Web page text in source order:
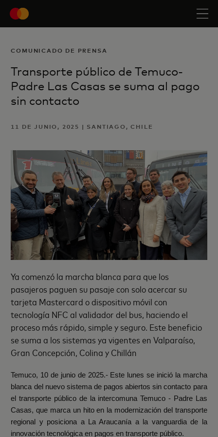
COMUNICADO DE PRENSA
Transporte público de Temuco-
Padre Las Casas se suma al pago
sin contacto
11 DE JUNIO, 2025 | SANTIAGO, CHILE
Ya comenzó la marcha blanca para que los
pasajeros paguen su pasaje con solo acercar su
tarjeta Mastercard o dispositivo móvil con
tecnología NFC al validador del bus, haciendo el
proceso más rápido, simple y seguro. Este beneficio
se suma a los sistemas ya vigentes en Valparaíso,
Gran Concepción, Colina y Chillán
Temuco, 10 de junio de 2025.- Este lunes se inició la marcha
blanca del nuevo sistema de pagos abiertos sin contacto para
el transporte público de la intercomuna Temuco - Padre Las
Casas, que marca un hito en la modernización del transporte
regional y posiciona a La Araucanía a la vanguardia de la
innovación tecnológica en pagos en transporte público.